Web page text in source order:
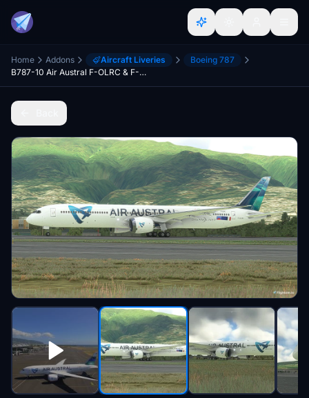
Home Addons Aircraft Liveries
Boeing 787
B787-10 Air Austral F-OLRC & F-OLRB